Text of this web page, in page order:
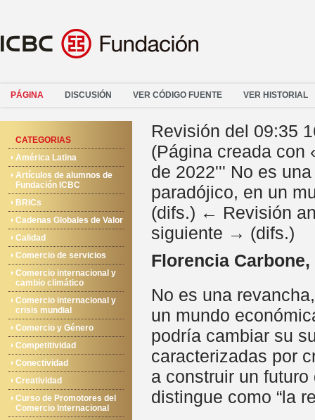
PÁGINA DISCUSIÓN VER CÓDIGO FUENTE VER HISTORIAL
CATEGORIAS
América Latina
Artículos de alumnos de
Fundación ICBC
BRICs
Cadenas Globales de Valor
Calidad
Comercio de servicios
Comercio internacional y
cambio climático
Comercio internacional y
crisis mundial
Comercio y Género
Competitividad
Conectividad
Creatividad
Curso de Promotores del
Comercio Internacional
Revisión del 09:35
(Página creada con
de 2022''' No es
paradójico, en un
(difs.) ← Revisión
siguiente → (difs.)
Florencia Carbone,
No es una
un mundo
podría cambiar su
caracterizadas por
a construir un
distingue como “la